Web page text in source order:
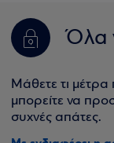
Όλα
Μάθετε τι
μπορείτε να
συχνές απάτες.